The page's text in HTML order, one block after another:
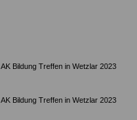
AK Bildung Treffen in Wetzlar 2023
AK Bildung Treffen in Wetzlar 2023